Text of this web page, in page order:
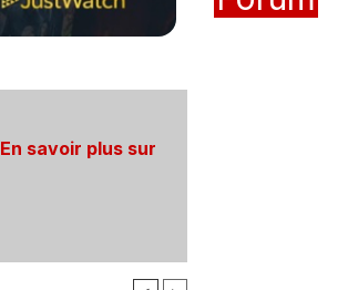
En savoir plus sur